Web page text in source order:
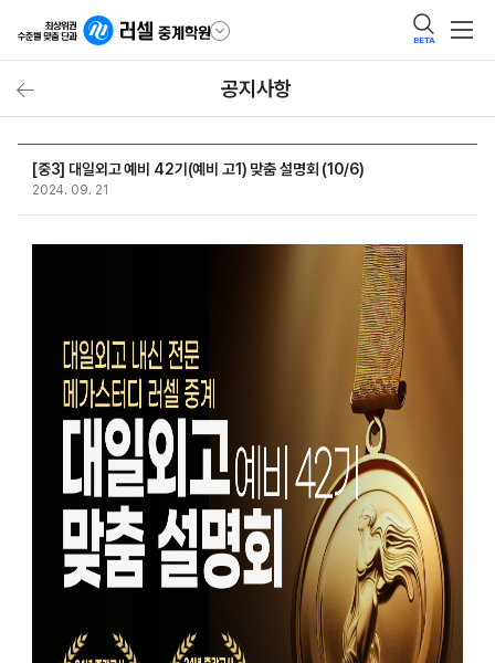
BETA
공지사항
[중3] 대일외고 예비 42기(예비 고1) 맞춤 설명회 (10/6)
2024. 09. 21